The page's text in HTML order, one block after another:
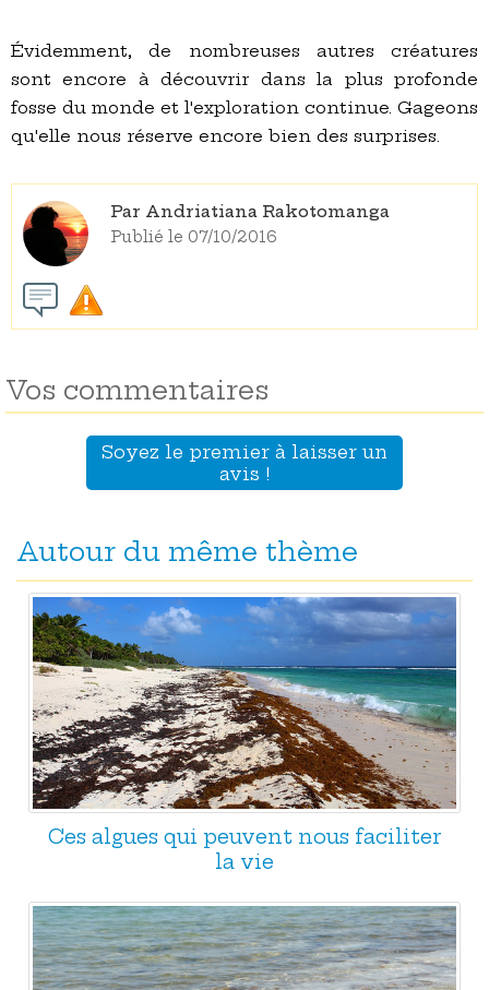
Évidemment, de nombreuses autres créatures
sont encore à découvrir dans la plus profonde
fosse du monde et l'exploration continue. Gageons
qu'elle nous réserve encore bien des surprises.
Par Andriatiana Rakotomanga
Publié le 07/10/2016
Vos commentaires
Soyez le premier à laisser un
avis !
Autour du même thème
Ces algues qui peuvent nous faciliter
la vie